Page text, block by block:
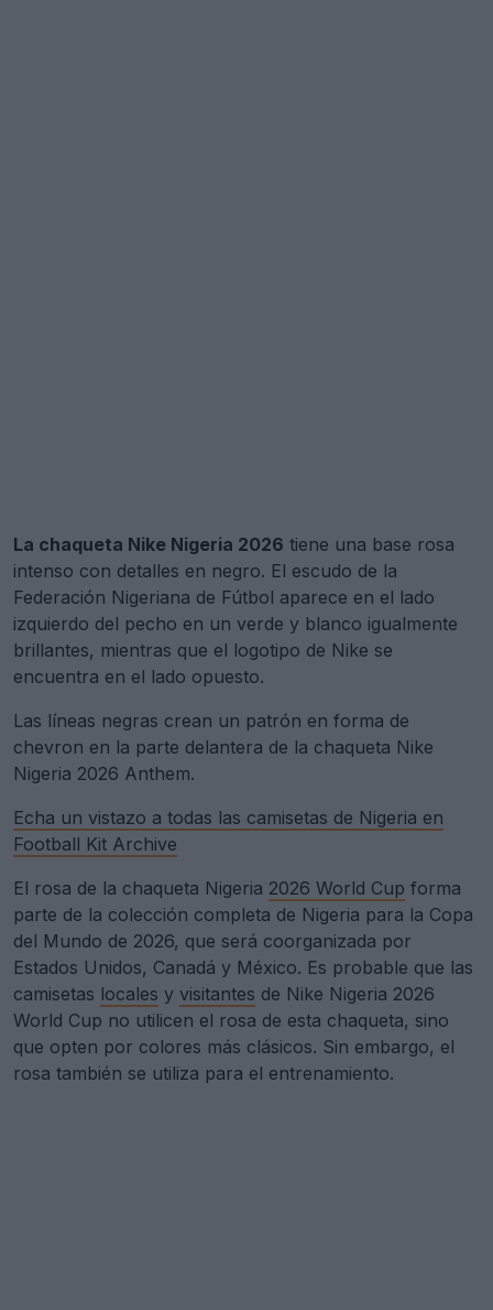
La chaqueta Nike Nigeria 2026 tiene una base rosa
intenso con detalles en negro. El escudo de la
Federación Nigeriana de Fútbol aparece en el lado
izquierdo del pecho en un verde y blanco igualmente
brillantes, mientras que el logotipo de Nike se
encuentra en el lado opuesto.
Las líneas negras crean un patrón en forma de
chevron en la parte delantera de la chaqueta Nike
Nigeria 2026 Anthem.
Echa un vistazo a todas las camisetas de Nigeria en
Football Kit Archive
El rosa de la chaqueta Nigeria 2026 World Cup forma
parte de la colección completa de Nigeria para la Copa
del Mundo de 2026, que será coorganizada por
Estados Unidos, Canadá y México. Es probable que las
camisetas locales y visitantes de Nike Nigeria 2026
World Cup no utilicen el rosa de esta chaqueta, sino
que opten por colores más clásicos. Sin embargo, el
rosa también se utiliza para el entrenamiento.